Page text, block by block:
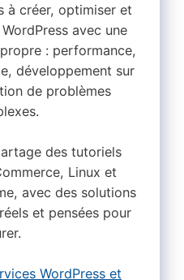
à créer, optimiser et
avec une
: performance,
développement sur
de problèmes
des tutoriels
Linux et
avec des solutions
et pensées pour
WordPress et